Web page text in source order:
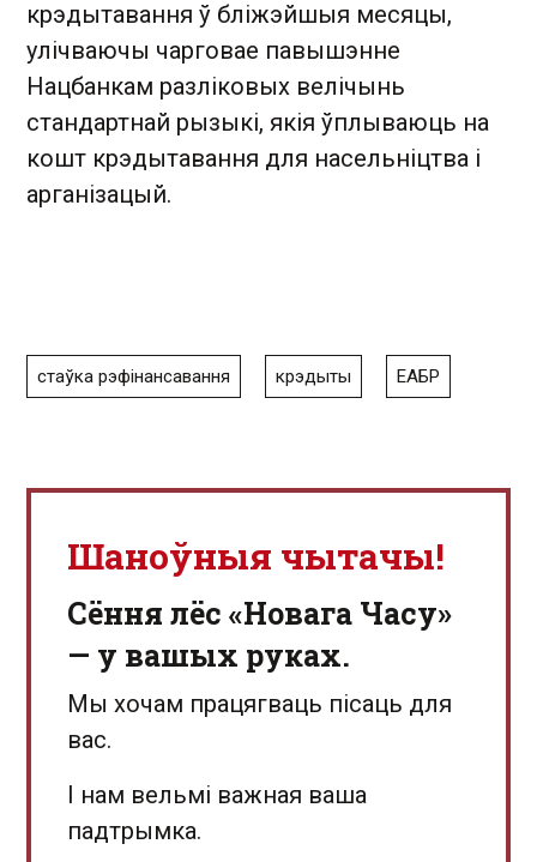
крэдытавання ў бліжэйшыя месяцы,
улічваючы чарговае павышэнне
Нацбанкам разліковых велічынь
стандартнай рызыкі, якія ўплываюць на
кошт крэдытавання для насельніцтва і
арганізацый.
стаўка рэфінансавання крэдыты ЕАБР
Шаноўныя чытачы!
Сёння лёс «Новага Часу»
— у вашых руках.
Мы хочам працягваць пісаць для
вас.
І нам вельмі важная ваша
падтрымка.